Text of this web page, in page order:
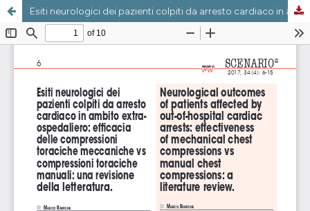
Esiti neurologici dei pazienti colpiti da arresto cardiaco in ambito extraospedaliero: efficacia delle compressioni toraciche meccaniche vs compressioni toraciche manuali: una revisione della letteratura.